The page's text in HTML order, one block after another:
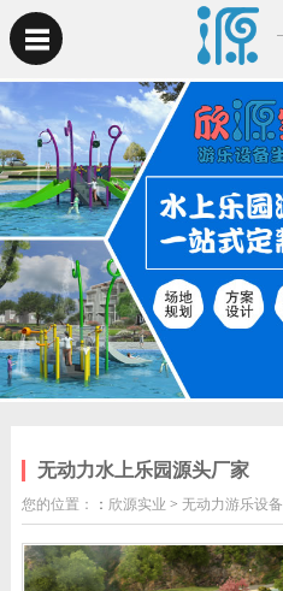
无动力水上乐园源头厂家
您的位置： ： 欣源实业 > 无动力游乐设备